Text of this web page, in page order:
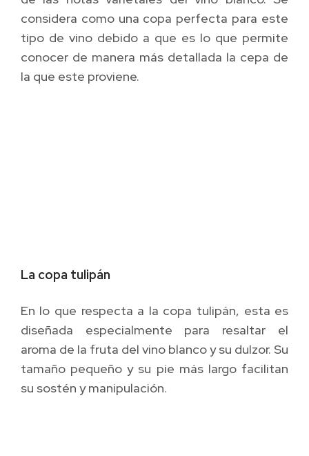
considera como una copa perfecta para este
tipo de vino debido a que es lo que permite
conocer de manera más detallada la cepa de
la que este proviene.
La copa tulipán
En lo que respecta a la copa tulipán, esta es
diseñada especialmente para resaltar el
aroma de la fruta del vino blanco y su dulzor. Su
tamaño pequeño y su pie más largo facilitan
su sostén y manipulación.